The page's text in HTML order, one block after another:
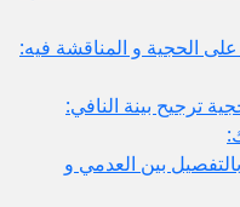
بين العدمي و